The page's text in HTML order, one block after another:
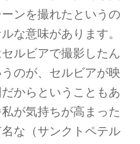
ンを撮れたというの
な意味があります。
ルビアで撮影したん
のが、セルビアが映
からということもあ
が気持ちが高まった
な（サンクトペテル